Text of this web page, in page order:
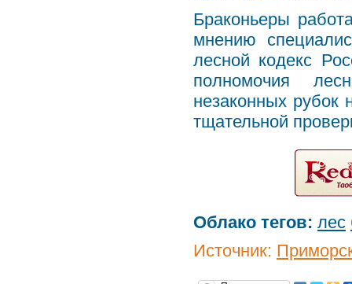
Браконьеры
мнению
лесной кодекс
полномочия
незаконных рубок
тщательной
Облако тегов: лес
Источник: